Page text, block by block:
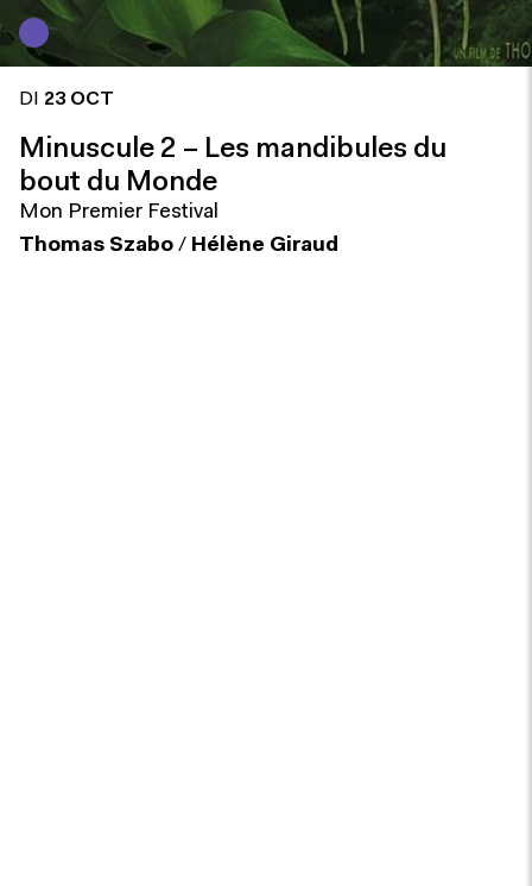
DI 23 OCT
Minuscule 2 – Les mandibules du
bout du Monde
Mon Premier Festival
Thomas Szabo / Hélène Giraud